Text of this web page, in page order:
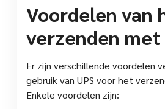
Voordelen van
verzenden met
Er zijn verschillende voordelen
gebruik van UPS voor het
Enkele voordelen zijn: